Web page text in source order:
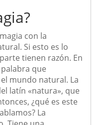
con la
Si esto es lo
tienen razón. En
que
mundo natural. La
latín «natura», que
¿qué es este
La